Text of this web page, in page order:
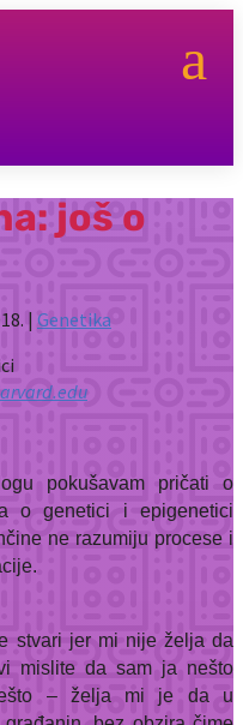
a
još o
| Genetika
pokušavam pričati o
o genetici i epigenetici
ne razumiju procese i
stvari jer mi nije želja da
mislite da sam ja nešto
– želja mi je da u